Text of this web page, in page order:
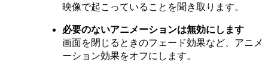
映像で起こっていることを聞き取ります。
必要のないアニメーションは無効にします
画面を閉じるときのフェード効果など、アニメ
ーション効果をオフにします。